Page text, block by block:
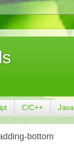
C/C++ Java
bottom